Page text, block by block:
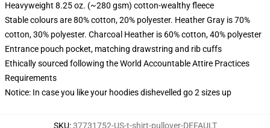
Heavyweight 8.25 oz. (~280 gsm) cotton-wealthy fleece
Stable colours are 80% cotton, 20% polyester. Heather Gray is 70%
cotton, 30% polyester. Charcoal Heather is 60% cotton, 40% polyester
Entrance pouch pocket, matching drawstring and rib cuffs
Ethically sourced following the World Accountable Attire Practices
Requirements
Notice: In case you like your hoodies dishevelled go 2 sizes up
SKU:37731752-US-t-shirt-pullover-DEFAULT